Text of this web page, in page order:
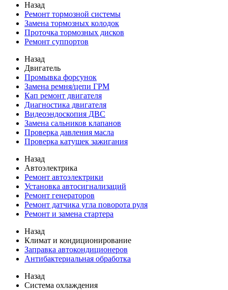
Назад
Ремонт тормозной системы
Замена тормозных колодок
Проточка тормозных дисков
Ремонт суппортов
Назад
Двигатель
Промывка форсунок
Замена ремня/цепи ГРМ
Кап ремонт двигателя
Диагностика двигателя
Видеоэндоскопия ДВС
Замена сальников клапанов
Проверка давления масла
Проверка катушек зажигания
Назад
Автоэлектрика
Ремонт автоэлектрики
Установка автосигнализаций
Ремонт генераторов
Ремонт датчика угла поворота руля
Ремонт и замена стартера
Назад
Климат и кондиционирование
Заправка автокондиционеров
Антибактериальная обработка
Назад
Система охлаждения